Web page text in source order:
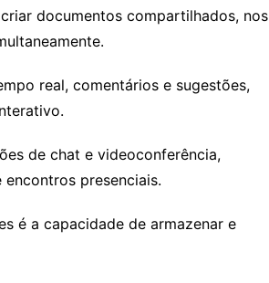
documentos compartilhados, nos
real, comentários e sugestões,
de chat e videoconferência,
presenciais.
é a capacidade de armazenar e